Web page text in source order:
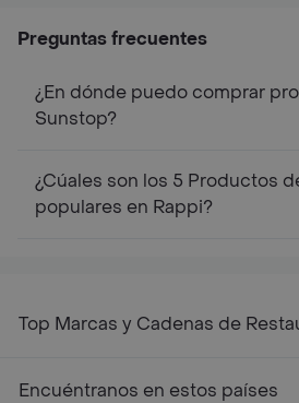
Preguntas frecuentes
¿En dónde puedo comprar
Sunstop?
¿Cúales son los 5 Productos
populares en Rappi?
Top Marcas y Cadenas de
Encuéntranos en estos países